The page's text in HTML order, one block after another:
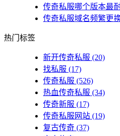
传奇私服哪个版本最
传奇私服域名频繁更
热门标签
新开传奇私服 (20)
找私服 (17)
传奇私服 (526)
热血传奇私服 (34)
传奇新服 (17)
传奇私服网站 (19)
复古传奇 (37)